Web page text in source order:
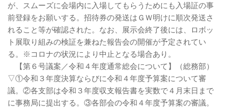
が、スムーズに会場内に入場してもらうためにも入場証の事
前登録をお願いする。招待券の発送はＧＷ明けに順次発送さ
れること等が確認された。なお、展示会終了後には、ロボッ
ト展取り組みの検証を兼ねた報告会の開催が予定されてい
る。※コロナの状況により中止となる場合あり。
【第６号議案／令和４年度通常総会について】（総務部）
▽①令和３年度決算ならびに令和４年度予算案について審
議。②各支部は令和３年度収支報告書を実数で４月末日まで
に事務局に提出する。③各部会の令和４年度予算案の審議。